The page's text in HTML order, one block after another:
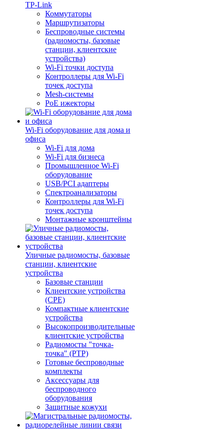
TP-Link
Коммутаторы
Маршрутизаторы
Беспроводные системы
(радиомосты, базовые
станции, клиентские
устройства)
Wi-Fi точки доступа
Контроллеры для Wi-Fi
точек доступа
Mesh-системы
PoE ижекторы
Wi-Fi оборудование для дома и
офиса
Wi-Fi для дома
Wi-Fi для бизнеса
Промышленное Wi-Fi
оборудование
USB/PCI адаптеры
Cпектроанализаторы
Контроллеры для Wi-Fi
точек доступа
Монтажные кронштейны
Уличные радиомосты, базовые
станции, клиентские
устройства
Базовые станции
Клиентские устройства
(CPE)
Компактные клиентские
устройства
Высокопроизводительные
клиентские устройства
Радиомосты "точка-
точка" (PTP)
Готовые беспроводные
комплекты
Аксессуары для
беспроводного
оборудования
Защитные кожухи